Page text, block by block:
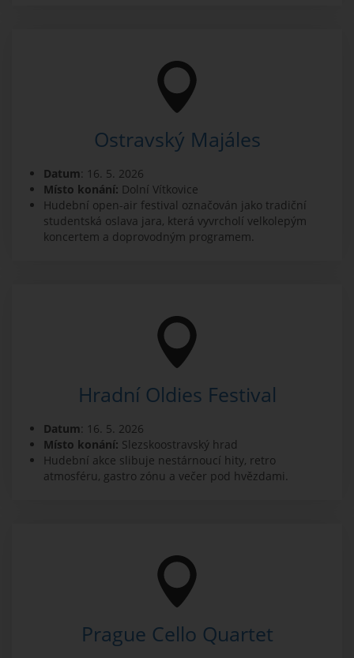
Ostravský Majáles
Datum: 16. 5. 2026
Místo konání: Dolní Vítkovice
Hudební open-air festival označován jako tradiční
studentská oslava jara, která vyvrcholí velkolepým
koncertem a doprovodným programem.
Hradní Oldies Festival
Datum: 16. 5. 2026
Místo konání: Slezskoostravský hrad
Hudební akce slibuje nestárnoucí hity, retro
atmosféru, gastro zónu a večer pod hvězdami.
Prague Cello Quartet